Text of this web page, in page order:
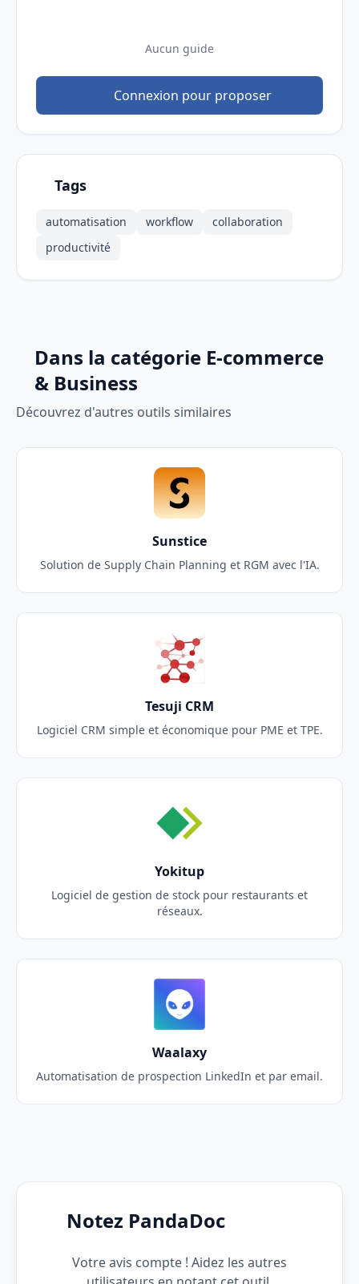
Aucun guide
Connexion pour proposer
Tags
automatisation workflow
collaboration
productivité
Dans la catégorie E-commerce
& Business
Découvrez d'autres outils similaires
Sunstice
Solution de Supply Chain Planning et RGM avec l'IA.
Tesuji CRM
Logiciel CRM simple et économique pour PME et TPE.
Yokitup
Logiciel de gestion de stock pour restaurants et
réseaux.
Waalaxy
Automatisation de prospection LinkedIn et par email.
Notez PandaDoc
Votre avis compte ! Aidez les autres